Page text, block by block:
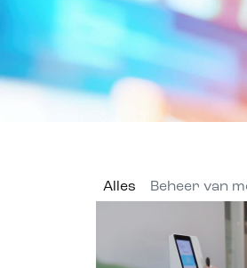
Beheer van
Alles